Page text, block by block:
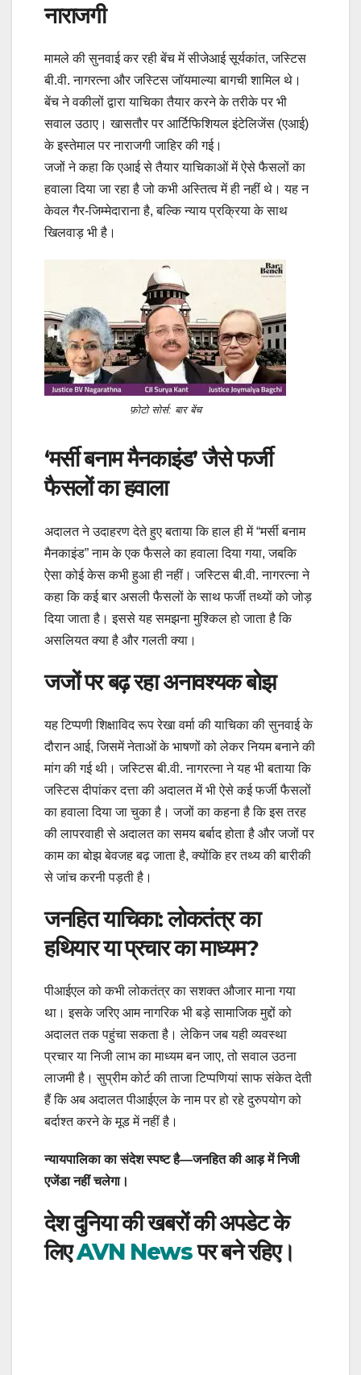
नाराजगी
मामले की सुनवाई कर रही बेंच में सीजेआई सूर्यकांत, जस्टिस
बी.वी. नागरत्ना और जस्टिस जॉयमाल्या बागची शामिल थे।
बेंच ने वकीलों द्वारा याचिका तैयार करने के तरीके पर भी
सवाल उठाए। खासतौर पर आर्टिफिशियल इंटेलिजेंस (एआई)
के इस्तेमाल पर नाराजगी जाहिर की गई।
जजों ने कहा कि एआई से तैयार याचिकाओं में ऐसे फैसलों का
हवाला दिया जा रहा है जो कभी अस्तित्व में ही नहीं थे। यह न
केवल गैर-जिम्मेदाराना है, बल्कि न्याय प्रक्रिया के साथ
खिलवाड़ भी है।
फ़ोटो सोर्स: बार बेंच
‘मर्सी बनाम मैनकाइंड’ जैसे फर्जी
फैसलों का हवाला
अदालत ने उदाहरण देते हुए बताया कि हाल ही में “मर्सी बनाम
मैनकाइंड” नाम के एक फैसले का हवाला दिया गया, जबकि
ऐसा कोई केस कभी हुआ ही नहीं। जस्टिस बी.वी. नागरत्ना ने
कहा कि कई बार असली फैसलों के साथ फर्जी तथ्यों को जोड़
दिया जाता है। इससे यह समझना मुश्किल हो जाता है कि
असलियत क्या है और गलती क्या।
जजों पर बढ़ रहा अनावश्यक बोझ
यह टिप्पणी शिक्षाविद रूप रेखा वर्मा की याचिका की सुनवाई के
दौरान आई, जिसमें नेताओं के भाषणों को लेकर नियम बनाने की
मांग की गई थी। जस्टिस बी.वी. नागरत्ना ने यह भी बताया कि
जस्टिस दीपांकर दत्ता की अदालत में भी ऐसे कई फर्जी फैसलों
का हवाला दिया जा चुका है। जजों का कहना है कि इस तरह
की लापरवाही से अदालत का समय बर्बाद होता है और जजों पर
काम का बोझ बेवजह बढ़ जाता है, क्योंकि हर तथ्य की बारीकी
से जांच करनी पड़ती है।
जनहित याचिका: लोकतंत्र का
हथियार या प्रचार का माध्यम?
पीआईएल को कभी लोकतंत्र का सशक्त औजार माना गया
था। इसके जरिए आम नागरिक भी बड़े सामाजिक मुद्दों को
अदालत तक पहुंचा सकता है। लेकिन जब यही व्यवस्था
प्रचार या निजी लाभ का माध्यम बन जाए, तो सवाल उठना
लाजमी है। सुप्रीम कोर्ट की ताजा टिप्पणियां साफ संकेत देती
हैं कि अब अदालत पीआईएल के नाम पर हो रहे दुरुपयोग को
बर्दाश्त करने के मूड में नहीं है।
न्यायपालिका का संदेश स्पष्ट है—जनहित की आड़ में निजी
एजेंडा नहीं चलेगा।
देश दुनिया की खबरों की अपडेट के
लिएAVN Newsपर बने रहिए।